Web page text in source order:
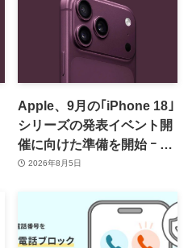
Apple、9月の｢iPhone 18｣
シリーズの発表イベント開
催に向けた準備を開始 ｰ 9
月8日か9月9日に開催見込
2026年8月5日